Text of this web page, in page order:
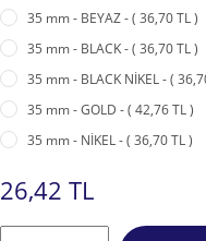
35 mm - BEYAZ - ( 36,70 TL )
35 mm - BLACK - ( 36,70 TL )
35 mm - BLACK NİKEL - (
35 mm - GOLD - ( 42,76 TL )
35 mm - NİKEL - ( 36,70 TL )
26,42 TL